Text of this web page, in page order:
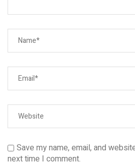
Save my name, email, and
next time I comment.